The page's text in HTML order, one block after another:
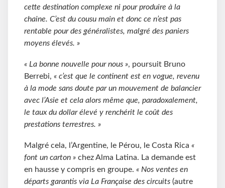
cette destination complexe ni pour produire à la
chaine. C’est du cousu main et donc ce n’est pas
rentable pour des généralistes, malgré des paniers
moyens élevés. »
« La bonne nouvelle pour nous », poursuit Bruno
Berrebi, « c’est que le continent est en vogue, revenu
à la mode sans doute par un mouvement de balancier
avec l’Asie et cela alors même que, paradoxalement,
le taux du dollar élevé y renchérit le coût des
prestations terrestres. »
Malgré cela, l’Argentine, le Pérou, le Costa Rica «
font un carton » chez Alma Latina. La demande est
en hausse y compris en groupe. « Nos ventes en
départs garantis via La Française des circuits (autre